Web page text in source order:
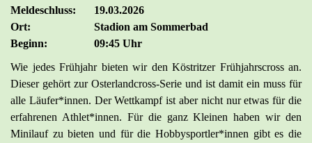
Meldeschluss:
19.03.2026
Ort:
Stadion am Sommerbad
Beginn:
09:45 Uhr
Wie jedes Frühjahr bieten wir den Köstritzer Frühjahrscross an.
Dieser gehört zur Osterlandcross-Serie und ist damit ein muss für
alle Läufer*innen. Der Wettkampf ist aber nicht nur etwas für die
erfahrenen Athlet*innen. Für die ganz Kleinen haben wir den
Minilauf zu bieten und für die Hobbysportler*innen gibt es die